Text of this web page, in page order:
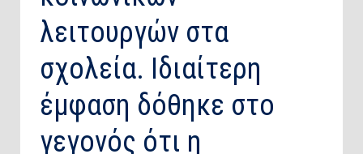
λειτουργών στα
σχολεία. Ιδιαίτερη
έμφαση δόθηκε στο
γεγονός ότι η